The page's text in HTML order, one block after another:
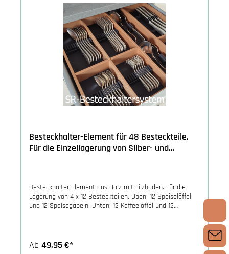
Besteckhalter-Element für 48 Besteckteile.
Für die Einzellagerung von Silber- und
Besteckhalter-Element aus Holz mit Filzboden. Für die
Lagerung von 4 x 12 Besteckteilen. Oben: 12 Speiselöffel
und 12 Speisegabeln. Unten: 12 Kaffeelöffel und 12
Ab 49,95 €*